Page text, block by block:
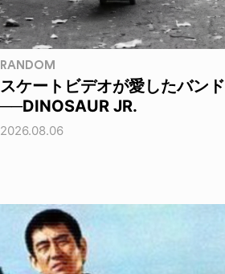
RANDOM
スケートビデオが愛したバンド
──DINOSAUR JR.
2026.08.06